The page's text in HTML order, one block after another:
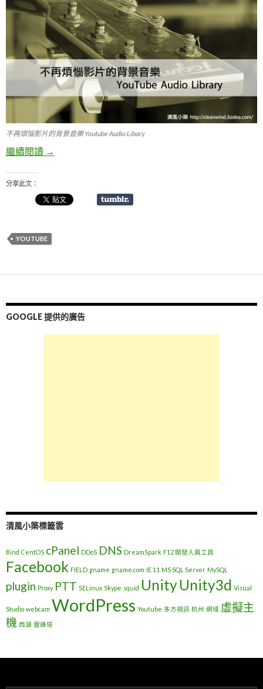
不再煩惱影片的背景音樂 Youtube Audio Libary
繼續閱讀 不再煩惱影片的背景音樂：YouTube Audio Library
→
分享此文：
YOUTUBE
GOOGLE 提供的廣告
清風小築標籤雲
Bind CentOS cPanel DDoS DNS DreamSpark F12 開發人員工具
Facebook FIELD gname gname.com IE 11 MS SQL Server MySQL
plugin Proxy PTT SELinux Skype squid UnityUnity3d Visual
Studio webcam WordPress Youtube 多方視訊 杭州 網域 虛擬主
機 西湖 雷峰塔